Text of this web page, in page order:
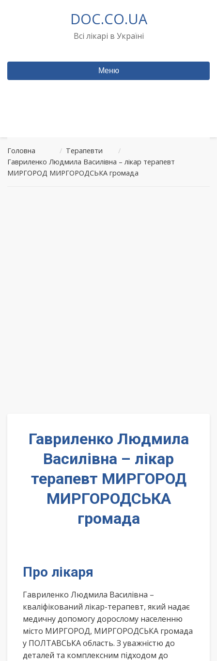
DOC.CO.UA
Всі лікарі в Україні
Меню
Головна / Терапевти
/
Гавриленко Людмила Василівна – лікар терапевт
МИРГОРОД МИРГОРОДСЬКА громада
Гавриленко Людмила
Василівна – лікар
терапевт МИРГОРОД
МИРГОРОДСЬКА
громада
Про лікаря
Гавриленко Людмила Василівна –
кваліфікований лікар-терапевт, який надає
медичну допомогу дорослому населенню
місто МИРГОРОД, МИРГОРОДСЬКА громада
у ПОЛТАВСЬКА область. З уважністю до
деталей та комплексним підходом до